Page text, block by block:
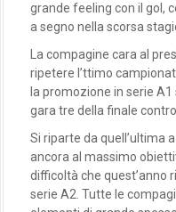
grande feeling con il gol,
a segno nella scorsa
La compagine cara al
ripetere l’ttimo
la promozione in serie
gara tre della finale
Si riparte da quell’ultima
ancora al massimo
difficoltà che quest’anno
serie A2. Tutte le